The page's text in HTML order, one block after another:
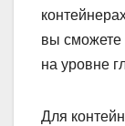
вы сможете
на уровне
Для